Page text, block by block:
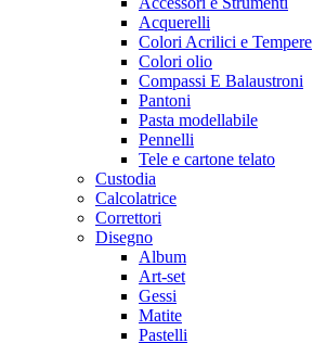
Acquerelli
Colori Acrilici e Tempere
Colori olio
Compassi E Balaustroni
Pantoni
Pasta modellabile
Pennelli
Tele e cartone telato
Custodia
Calcolatrice
Correttori
Disegno
Album
Art-set
Gessi
Matite
Pastelli